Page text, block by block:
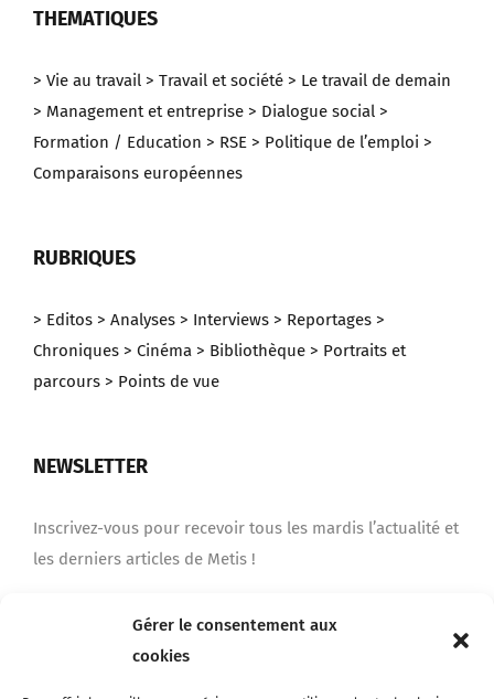
Gérer le consentement aux
cookies
THEMATIQUES
> Vie au travail > Travail et société > Le travail de demain
> Management et entreprise > Dialogue social >
Formation / Education > RSE > Politique de l’emploi >
Comparaisons européennes
RUBRIQUES
> Editos > Analyses > Interviews > Reportages >
Chroniques > Cinéma > Bibliothèque > Portraits et
parcours > Points de vue
NEWSLETTER
Inscrivez-vous pour recevoir tous les mardis l’actualité et
les derniers articles de Metis !